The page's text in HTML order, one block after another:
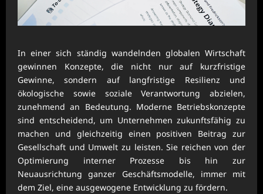
In einer sich ständig wandelnden globalen Wirtschaft
gewinnen Konzepte, die nicht nur auf kurzfristige
Gewinne, sondern auf langfristige Resilienz und
ökologische sowie soziale Verantwortung abzielen,
zunehmend an Bedeutung. Moderne Betriebskonzepte
sind entscheidend, um Unternehmen zukunftsfähig zu
machen und gleichzeitig einen positiven Beitrag zur
Gesellschaft und Umwelt zu leisten. Sie reichen von der
Optimierung interner Prozesse bis hin zur
Neuausrichtung ganzer Geschäftsmodelle, immer mit
dem Ziel, eine ausgewogene Entwicklung zu fördern.